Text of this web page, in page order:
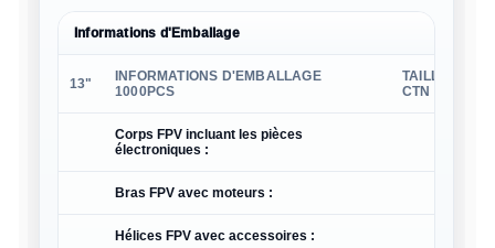
Informations d'Emballage
13"
INFORMATIONS D'EMBALLAGE
1000PCS
TAILLE
CTN
Corps FPV incluant les pièces
électroniques :
Bras FPV avec moteurs :
Hélices FPV avec accessoires :